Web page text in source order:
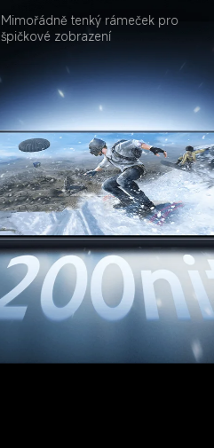
Mimořádně tenký rámeček pro
špičkové zobrazení